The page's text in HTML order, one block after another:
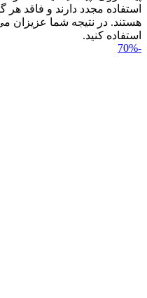
هستند. در نتیجه شما عزیزان
استفاده کنید.
-70%